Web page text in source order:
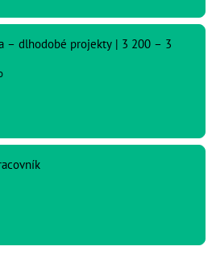
– dlhodobé projekty | 3 200 – 3